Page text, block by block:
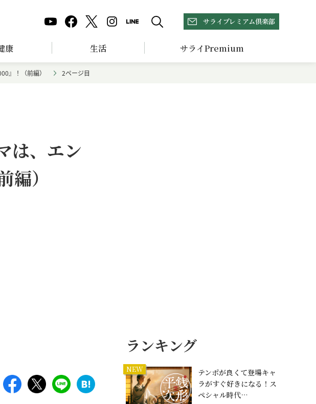
サライプレミアム倶楽部
康 生活 サライPremium
』！（前編） 2ページ目
は、エン
）
ランキング
NEW
テンポが良くて登場キャ
ラがすぐ好きになる！ス
ペシャル時代…